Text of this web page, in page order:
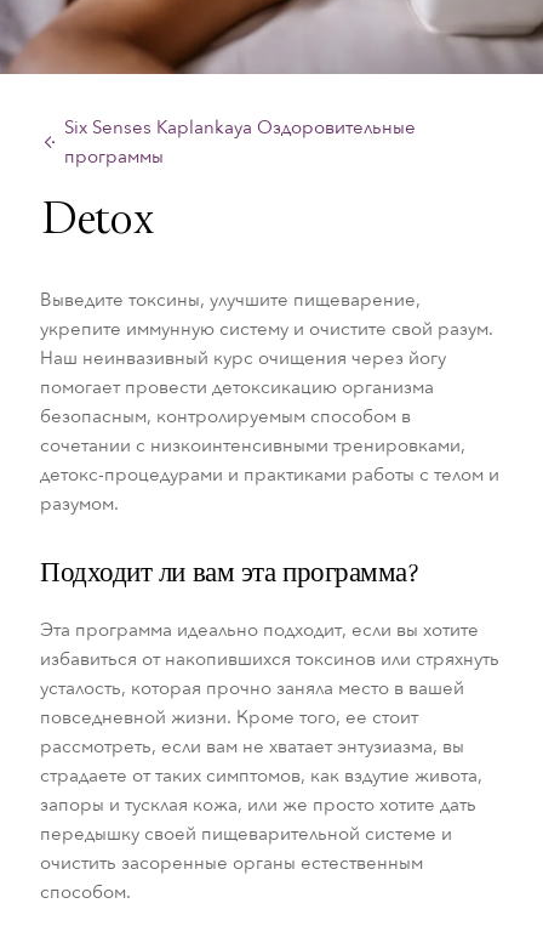
Six Senses Kaplankaya Оздоровительные
программы
Detox
Выведите токсины, улучшите пищеварение,
укрепите иммунную систему и очистите свой разум.
Наш неинвазивный курс очищения через йогу
помогает провести детоксикацию организма
безопасным, контролируемым способом в
сочетании с низкоинтенсивными тренировками,
детокс-процедурами и практиками работы с телом и
разумом.
Подходит ли вам эта программа?
Эта программа идеально подходит, если вы хотите
избавиться от накопившихся токсинов или стряхнуть
усталость, которая прочно заняла место в вашей
повседневной жизни. Кроме того, ее стоит
рассмотреть, если вам не хватает энтузиазма, вы
страдаете от таких симптомов, как вздутие живота,
запоры и тусклая кожа, или же просто хотите дать
передышку своей пищеварительной системе и
очистить засоренные органы естественным
способом.